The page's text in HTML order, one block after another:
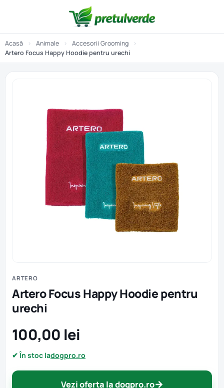
Acasă › Animale › Accesorii Grooming
›
Artero Focus Happy Hoodie pentru urechi
ARTERO
Artero Focus Happy Hoodie pentru
urechi
100,00 lei
✔ În stoc ladogpro.ro
Vezi oferta la dogpro.ro→